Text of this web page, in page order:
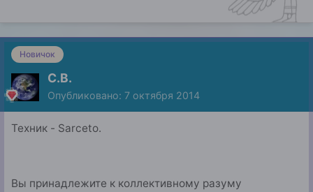
Новичок
С.В.
Опубликовано: 7 октября 2014
Техник - Sarceto.
Вы принадлежите к коллективному разуму